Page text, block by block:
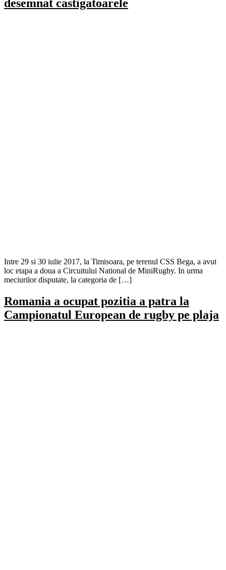
desemnat castigatoarele
Intre 29 si 30 iulie 2017, la Timisoara, pe terenul CSS Bega, a avut
loc etapa a doua a Circuitului National de MiniRugby. In urma
meciurilor disputate, la categoria de […]
Romania a ocupat pozitia a patra la
Campionatul European de rugby pe plaja